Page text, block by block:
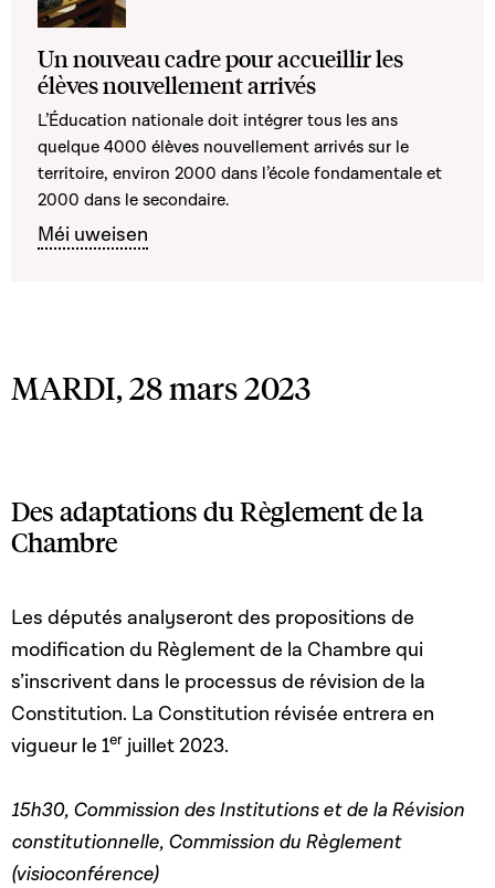
Un nouveau cadre pour accueillir les
élèves nouvellement arrivés
L’Éducation nationale doit intégrer tous les ans
quelque 4000 élèves nouvellement arrivés sur le
territoire, environ 2000 dans l’école fondamentale et
2000 dans le secondaire.
Méi uweisen
MARDI, 28 mars 2023
Des adaptations du Règlement de la
Chambre
Les députés analyseront des propositions de
modification du Règlement de la Chambre qui
s’inscrivent dans le processus de révision de la
Constitution. La Constitution révisée entrera en
vigueur le 1er juillet 2023.
15h30, Commission des Institutions et de la Révision
constitutionnelle, Commission du Règlement
(visioconférence)